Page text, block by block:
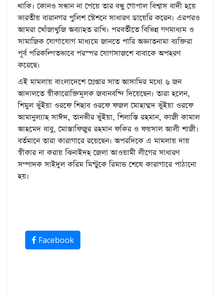
থাকি। কোনও সন্ধান না পেয়ে তার বন্ধু গোপাল বিশ্বাস বাদী হয়ে
ভারতীয় বারানগর পুলিশ স্টেশনে সাধারণ ডায়েরি করেন। এরপরও
আমরা খোঁজাখুজি অব্যাহত রাখি। পরবর্তীতে বিভিন্ন গণমাধ্যম ও
সামাজিক যোগাযোগ মাধ্যমে জানতে পারি অজ্ঞাতনামা ব্যক্তিরা
পূর্ব পরিকল্পিতভাবে পরস্পর যোগসাজশে বাবাকে অপহরণ
করেছে।
এই মামলায় বাংলাদেশে গ্রেপ্তার সাত আসামির মধ্যে ৬ জন
আদালতে স্বীকারোক্তিমূলক জবানবন্দি দিয়েছেন। তারা হলেন,
শিমুল ভুঁইয়া ওরফে শিহাব ওরফে ফজল মোহাম্মদ ভুঁইয়া ওরফে
আমানুল্যাহ সাঈদ, তানভীর ভুঁইয়া, শিলাস্তি রহমান, কাজী কামাল
আহমেদ বাবু, মোস্তাফিজুর রহমান ফকির ও ফয়সাল আলী শাজী।
বর্তমানে তারা কারাগারে রয়েছেন। অপরদিকে এ মামলায় দায়
স্বীকার না করায় ঝিনাইদহ জেলা আওয়ামী লীগের সাধারণ
সম্পাদক সাইদুল করিম মিন্টুকে রিমান্ড শেষে কারাগারে পাঠানো
হয়।
Facebook